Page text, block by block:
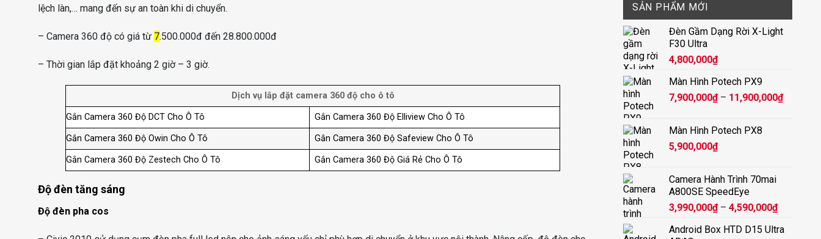
lệch làn,… mang đến sự an toàn khi di chuyển.
– Camera 360 độ có giá từ 7.500.000đ đến 28.800.000đ
– Thời gian lắp đặt khoảng 2 giờ – 3 giờ.
Dịch vụ lắp đặt camera 360 độ cho ô tô
Gắn Camera 360 Độ DCT Cho Ô Tô Gắn Camera 360 Độ Elliview Cho Ô Tô
Gắn Camera 360 Độ Owin Cho Ô Tô Gắn Camera 360 Độ Safeview Cho Ô Tô
Gắn Camera 360 Độ Zestech Cho Ô Tô Gắn Camera 360 Độ Giá Rẻ Cho Ô Tô
Độ đèn tăng sáng
Độ đèn pha cos
SẢN PHẨM MỚI
Đèn Gầm Dạng Rời X-Light
F30 Ultra
4,800,000₫
Màn Hình Potech PX9
7,900,000₫ – 11,900,000₫Khoảng
Màn Hình Potech PX8
5,900,000₫
Camera Hành Trình 70mai
A800SE SpeedEye
3,990,000₫ – 4,590,000₫Khoảng
từ
Android Box HTD D15 Ultra